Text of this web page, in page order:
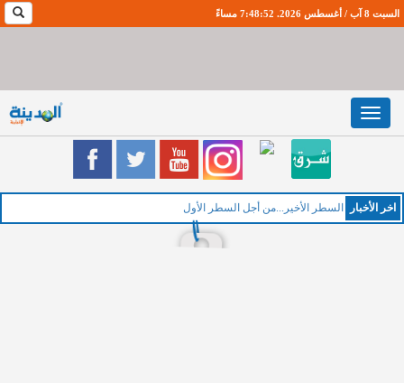
السبت 8 آب / أغسطس 2026. 7:48:53 مساءً
Toggle
navigation
اخر اﻷخبار السطر الأخير...من أجل السطر الأول